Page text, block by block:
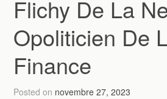
Flichy De La
Opoliticien De
Finance
Posted on novembre 27, 2023